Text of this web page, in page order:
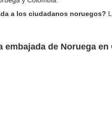
a los ciudadanos noruegos?
de Noruega en